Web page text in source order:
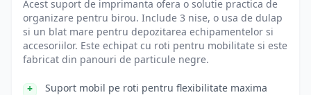
Acest suport de imprimanta ofera o solutie practica de
organizare pentru birou. Include 3 nise, o usa de dulap
si un blat mare pentru depozitarea echipamentelor si
accesoriilor. Este echipat cu roti pentru mobilitate si este
fabricat din panouri de particule negre.
Suport mobil pe roti pentru flexibilitate maxima